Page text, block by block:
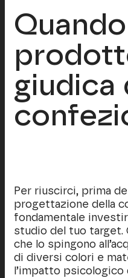
Quando
giudica
Per riuscirci, prima
progettazione della
fondamentale
studio del tuo target.
che lo spingono
di diversi colori e
l’impatto